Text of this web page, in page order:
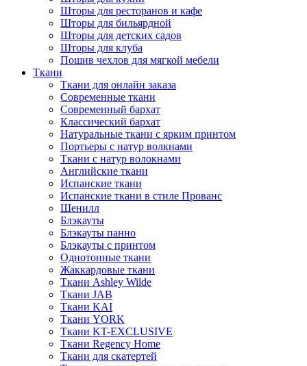
Шторы для ресторанов и кафе
Шторы для бильярдной
Шторы для детских садов
Шторы для клуба
Пошив чехлов для мягкой мебели
Ткани
Ткани для онлайн заказа
Современные ткани
Современный бархат
Классический бархат
Натуральные ткани с ярким принтом
Портьеры с натур волкнами
Ткани с натур волокнами
Английские ткани
Испанские ткани
Испанские ткани в стиле Прованс
Шенилл
Блэкауты
Блэкауты панно
Блэкауты с принтом
Однотонные ткани
Жаккардовые ткани
Ткани Ashley Wilde
Ткани JAB
Ткани KAI
Ткани YORK
Ткани KT-EXCLUSIVE
Ткани Regency Home
Ткани для скатертей